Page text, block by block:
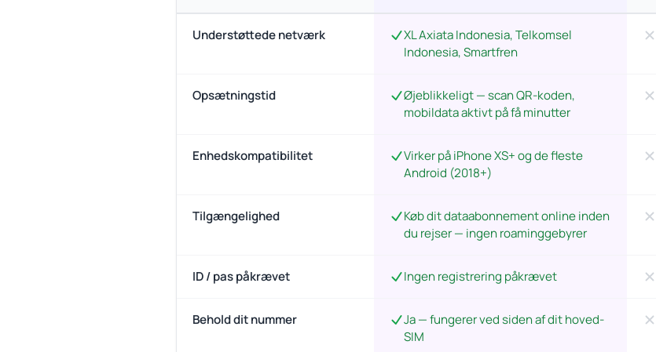
Understøttede netværk
XL Axiata Indonesia, Telkomsel
Indonesia, Smartfren
Opsætningstid
Øjeblikkeligt — scan QR-koden,
mobildata aktivt på få minutter
Enhedskompatibilitet
Virker på iPhone XS+ og de fleste
Android (2018+)
Tilgængelighed
Køb dit dataabonnement online inden
du rejser — ingen roaminggebyrer
ID / pas påkrævet Ingen registrering påkrævet
Behold dit nummer
Ja — fungerer ved siden af dit hoved-
SIM